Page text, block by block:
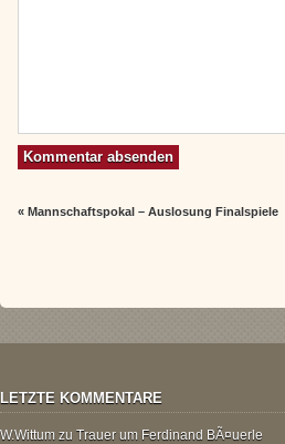
«Mannschaftspokal – Auslosung Finalspiele
LETZTE KOMMENTARE
W.Wittum zu Trauer um Ferdinand BÃ¤uerle